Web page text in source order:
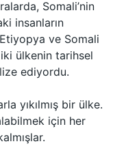
Somali’nin
insanların
ve Somali
iki ülkenin tarihsel
ediyordu.
yıkılmış bir ülke.
için her